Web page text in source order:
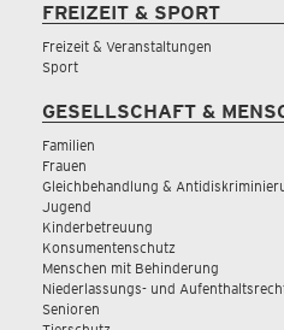
FREIZEIT & SPORT
Freizeit & Veranstaltungen
Sport
GESELLSCHAFT &
Familien
Frauen
Gleichbehandlung &
Jugend
Kinderbetreuung
Konsumentenschutz
Menschen mit Behinderung
Niederlassungs- und
Senioren